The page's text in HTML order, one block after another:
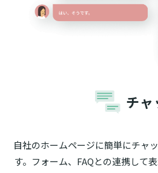
チャ
自社のホームページに簡単にチャ
す。フォーム、FAQとの連携して